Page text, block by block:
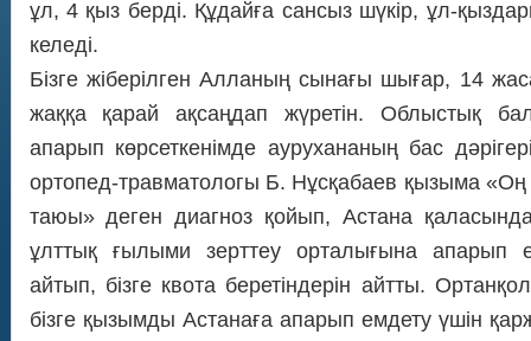
ұл, 4 қыз берді. Құдайға сансыз шүкір, ұл-
келеді.
Бізге жіберілген Алланың сынағы шығар, 14
жаққа қарай ақсаңдап жүретін. Облыстық
апарып көрсеткенімде аурухананың бас
ортопед-травматологы Б. Нұсқабаев қызыма «Оң
таюы» деген диагноз қойып, Астана
ұлттық ғылыми зерттеу орталығына апарып
айтып, бізге квота беретіндерін айтты. Ортанқол
бізге қызымды Астанаға апарып емдету үшін